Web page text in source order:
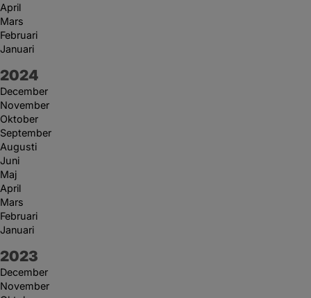
April
Mars
Februari
Januari
År:
2024
December
November
Oktober
September
Augusti
Juni
Maj
April
Mars
Februari
Januari
År:
2023
December
November